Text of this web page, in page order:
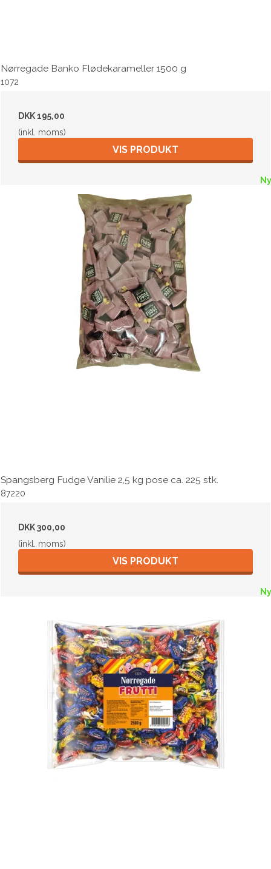
Nørregade Banko Flødekarameller 1500 g
1072
DKK 195,00
(inkl. moms)
VIS PRODUKT
Spangsberg Fudge Vanilie 2,5 kg pose ca. 225 stk.
87220
DKK 300,00
(inkl. moms)
VIS PRODUKT